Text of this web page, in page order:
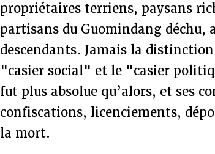
propriétaires terriens, paysans
partisans du Guomindang déchu,
descendants. Jamais la
"casier social" et le "casier
fut plus absolue qu’alors, et ses
confiscations, licenciements,
la mort.